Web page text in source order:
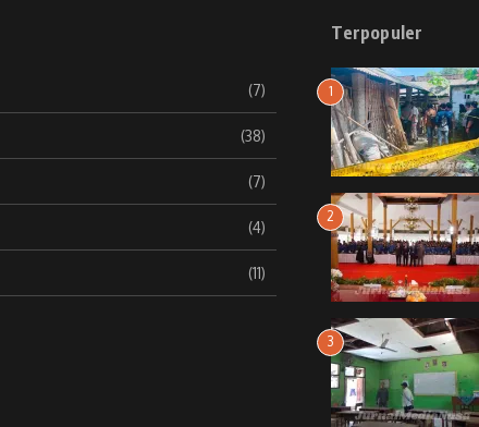
(7)
(38)
(7)
(4)
(11)
Terpopuler
1
2
3